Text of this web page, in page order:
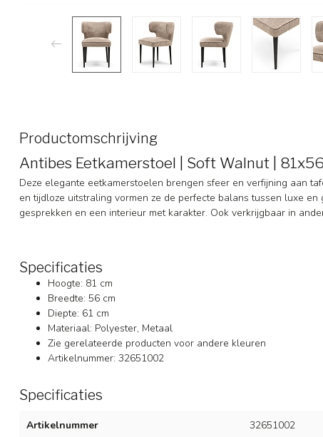
Productomschrijving
Antibes Eetkamerstoel | Soft Walnut |
Deze elegante eetkamerstoelen brengen sfeer en verfijning aan
en tijdloze uitstraling vormen ze de perfecte balans tussen luxe
gesprekken en een interieur met karakter. Ook verkrijgbaar in
Specificaties
Hoogte: 81 cm
Breedte: 56 cm
Diepte: 61 cm
Materiaal: Polyester, Metaal
Zie gerelateerde producten voor andere kleuren
Artikelnummer: 32651002
Specificaties
Artikelnummer 32651002